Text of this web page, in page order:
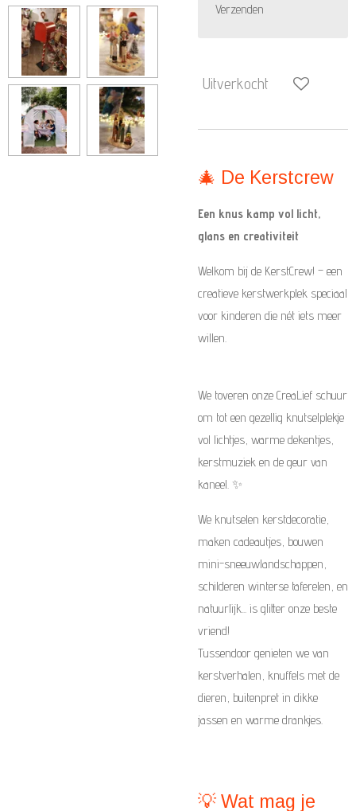
Verzenden
Uitverkocht
🎄 De Kerstcrew
Een knus kamp vol licht,
glans en creativiteit
Welkom bij de KerstCrew! – een
creatieve kerstwerkplek speciaal
voor kinderen die nét iets meer
willen.
We toveren onze CreaLief schuur
om tot een gezellig knutselplekje
vol lichtjes, warme dekentjes,
kerstmuziek en de geur van
kaneel. ✨
We knutselen kerstdecoratie,
maken cadeautjes, bouwen
mini-sneeuwlandschappen,
schilderen winterse taferelen, en
natuurlijk... is glitter onze beste
vriend!
Tussendoor genieten we van
kerstverhalen, knuffels met de
dieren, buitenpret in dikke
jassen en warme drankjes.
💡 Wat mag je